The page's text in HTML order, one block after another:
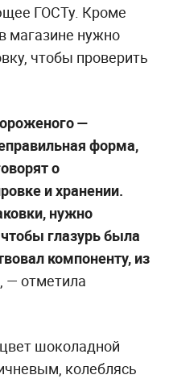
ГОСТу. Кроме
магазине нужно
чтобы проверить
—
форма,
о
и хранении.
нужно
глазурь была
компоненту, из
, — отметила
шоколадной
колеблясь